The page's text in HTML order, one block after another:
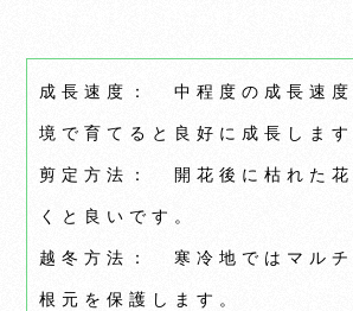
成長速度： 中程度の成長速度
境で育てると良好に成長します
剪定方法： 開花後に枯れた花
くと良いです。
越冬方法： 寒冷地ではマルチ
根元を保護します。